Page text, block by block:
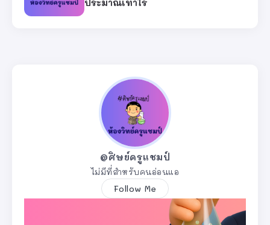
ประมาณเท่าไร
@ศิษย์ครูแชมป์
ไม่มีที่สำหรับคนอ่อนแอ
Follow Me